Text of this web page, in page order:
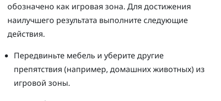
обозначено как игровая зона. Для достижения
наилучшего результата выполните следующие
действия.
Передвиньте мебель и уберите другие
препятствия (например, домашних животных) из
игровой зоны.